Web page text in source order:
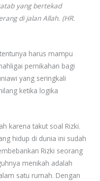
yang bertekad
di jalan Allah. (HR.
harus mampu
pernikahan bagi
yang seringkali
ketika logika
karena takut soal Rizki.
hidup di dunia ini sudah
Rizki seorang
menikah adalah
satu rumah. Dengan